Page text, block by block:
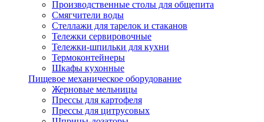
Производственные столы для общепита
Смягчители воды
Стеллажи для тарелок и стаканов
Тележки сервировочные
Тележки-шпильки для кухни
Термоконтейнеры
Шкафы кухонные
Пищевое механическое оборудование
Жерновые мельницы
Прессы для картофеля
Прессы для цитрусовых